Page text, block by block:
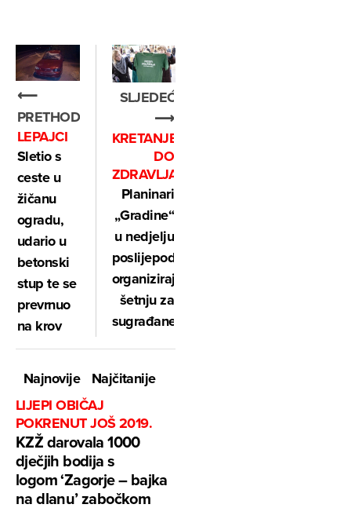
⟵
PRETHODNO
LEPAJCI
Sletio s
ceste u
žičanu
ogradu,
udario u
betonski
stup te se
prevrnuo
na krov
SLJEDEĆE
⟶
KRETANJEM
DO
ZDRAVLJA
Planinari
„Gradine“
u nedjelju
poslijepodne
organiziraju
šetnju za
sugrađane
Najnovije
Najčitanije
LIJEPI OBIČAJ
POKRENUT JOŠ 2019.
KZŽ darovala 1000
dječjih bodija s
logom ‘Zagorje – bajka
na dlanu’ zabočkom